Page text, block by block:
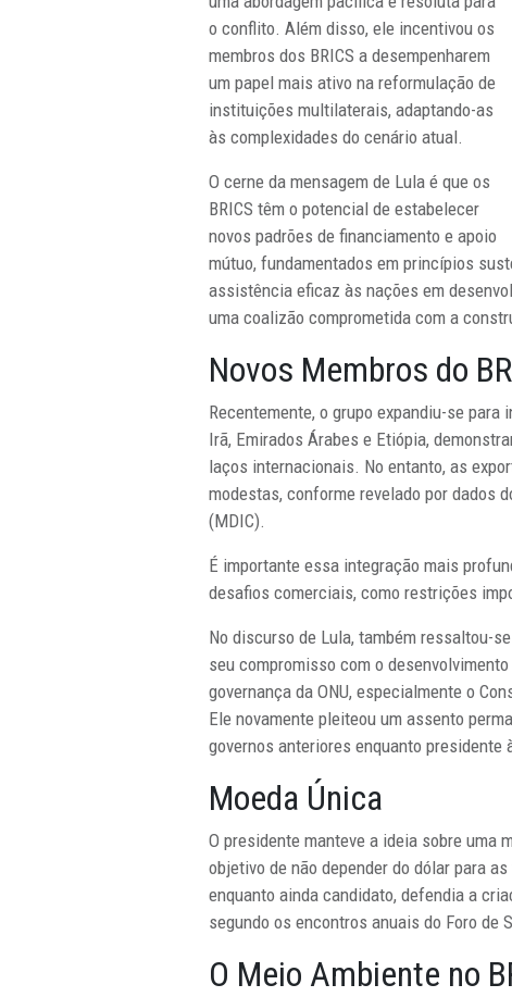
o conflito. Além disso, ele incentivou os
membros dos BRICS a desempenharem
um papel mais ativo na reformulação de
instituições multilaterais, adaptando-as
às complexidades do cenário atual.
O cerne da mensagem de Lula é que os
BRICS têm o potencial de estabelecer
novos padrões de financiamento e apoio
mútuo, fundamentados em princípios
assistência eficaz às nações em
uma coalizão comprometida com a
Novos Membros do
Recentemente, o grupo expandiu-se
Irã, Emirados Árabes e Etiópia,
laços internacionais. No entanto, as
modestas, conforme revelado por dados
(MDIC).
É importante essa integração mais
desafios comerciais, como restrições
No discurso de Lula, também ressaltou-
seu compromisso com o
governança da ONU, especialmente o
Ele novamente pleiteou um assento
governos anteriores enquanto presidente
Moeda Única
O presidente manteve a ideia sobre uma
objetivo de não depender do dólar para
enquanto ainda candidato, defendia a
segundo os encontros anuais do Foro de
O Meio Ambiente no